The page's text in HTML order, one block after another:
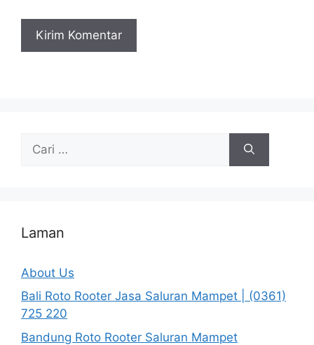
untuk:
Laman
About Us
Bali Roto Rooter Jasa Saluran Mampet | (0361)
725 220
Bandung Roto Rooter Saluran Mampet